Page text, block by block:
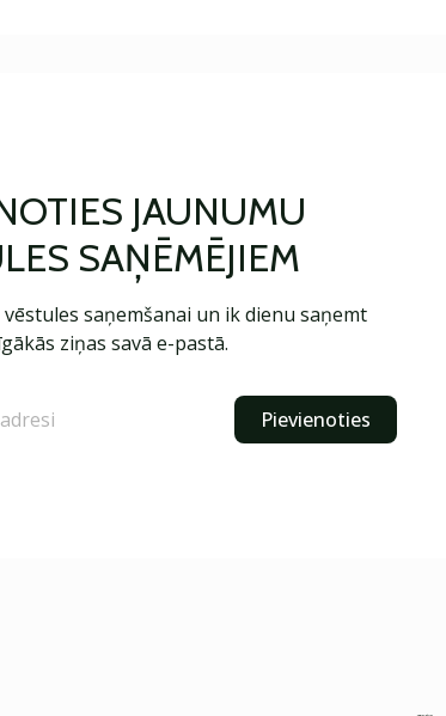
JAUNUMU
SAŅĒMĒJIEM
saņemšanai un ik dienu saņemt
ziņas savā e-pastā.
Pievienoties